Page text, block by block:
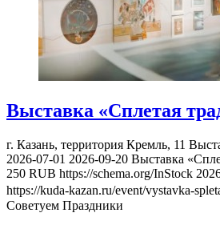
Выставка «Сплетая
г. Казань, территория Кремль, 11
2026-07-01 2026-09-20 Выставка
250 RUB https://schema.org/InStock
https://kuda-kazan.ru/event/vystavka-
Советуем Праздники